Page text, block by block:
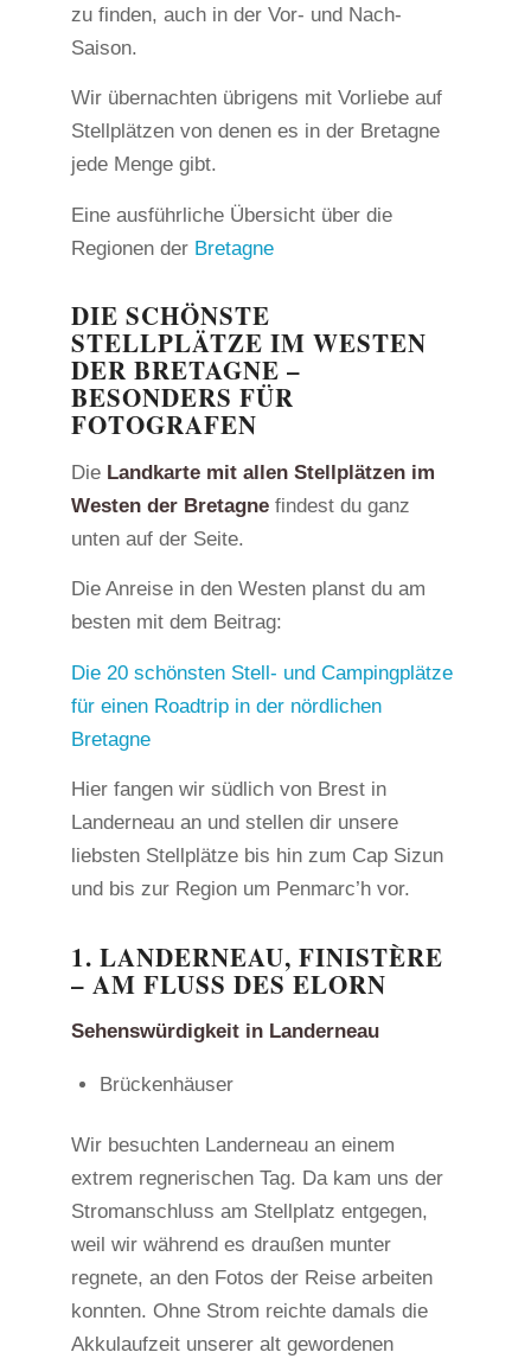
zu finden, auch in der Vor- und Nach-
Saison.
Wir übernachten übrigens mit Vorliebe auf
Stellplätzen von denen es in der Bretagne
jede Menge gibt.
Eine ausführliche Übersicht über die
Regionen der Bretagne
DIE SCHÖNSTE
STELLPLÄTZE IM WESTEN
DER BRETAGNE –
BESONDERS FÜR
FOTOGRAFEN
Die Landkarte mit allen Stellplätzen im
Westen der Bretagne findest du ganz
unten auf der Seite.
Die Anreise in den Westen planst du am
besten mit dem Beitrag:
Die 20 schönsten Stell- und Campingplätze
für einen Roadtrip in der nördlichen
Bretagne
Hier fangen wir südlich von Brest in
Landerneau an und stellen dir unsere
liebsten Stellplätze bis hin zum Cap Sizun
und bis zur Region um Penmarc’h vor.
1. LANDERNEAU, FINISTÈRE
– AM FLUSS DES ELORN
Sehenswürdigkeit in Landerneau
Brückenhäuser
Wir besuchten Landerneau an einem
extrem regnerischen Tag. Da kam uns der
Stromanschluss am Stellplatz entgegen,
weil wir während es draußen munter
regnete, an den Fotos der Reise arbeiten
konnten. Ohne Strom reichte damals die
Akkulaufzeit unserer alt gewordenen